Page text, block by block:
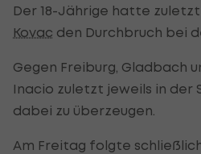
Der 18-Jährige hatte
Kovac den Durchbruch bei
Gegen Freiburg, Gladbach
Inacio zuletzt jeweils in der
dabei zu überzeugen.
Am Freitag folgte